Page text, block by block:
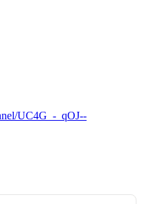
UC4G_-_qOJ--